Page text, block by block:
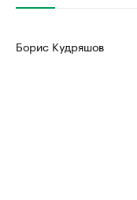
Борис Кудряшов